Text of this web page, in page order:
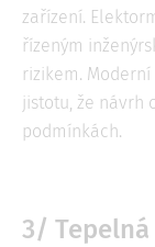
zařízení.
řízeným
rizikem.
jistotu, že návrh
podmínkách.
3/